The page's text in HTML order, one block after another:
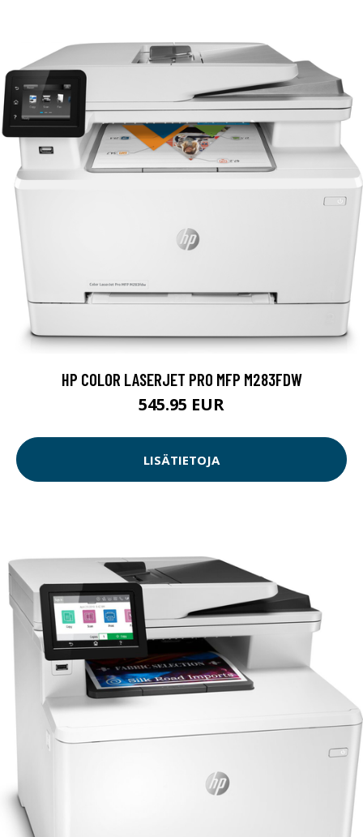
HP COLOR LASERJET PRO MFP M283FDW
545.95 EUR
LISÄTIETOJA